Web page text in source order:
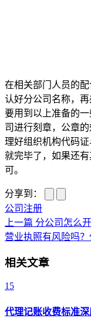
在相关部门人员的
认好分公司名称，
要用到以上准备的
司进行刻章，公章
理好组织机构代码
就完毕了，如果还
可。
分享到：
公司注册
上一篇 分公司怎么
营业执照有风险吗
相关文章
15
代理记账收费标准